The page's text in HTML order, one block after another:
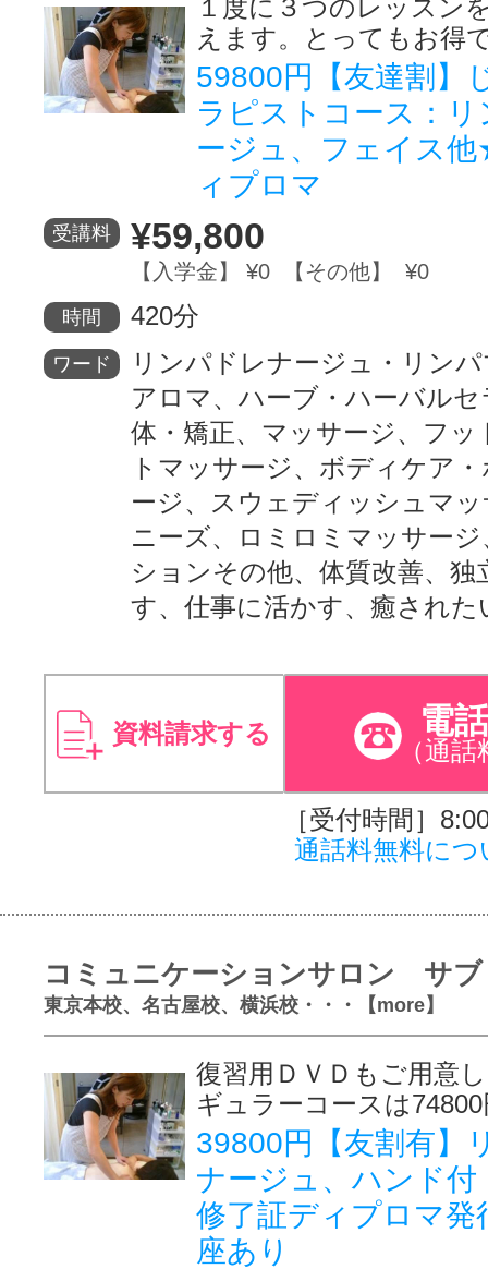
サイトマッ
１度に３つのレッスン
えます。とってもお得
59800円【友達割】
ラピストコース：
ージュ、フェイス
ィプロマ
受講料 ¥59,800
【入学金】 ¥0 【その他】 ¥0
時間 420分
ワード
リンパドレナージュ・リン
アロマ、ハーブ・ハーバルセ
体・矯正、マッサージ、フッ
トマッサージ、ボディケア
ージ、スウェディッシュマ
ニーズ、ロミロミマッサー
ションその他、体質改善、独
す、仕事に活かす、癒された
資料請求する 電
（通話
［受付時間］
通話料無料につ
コミュニケーションサロン サブ
東京本校、名古屋校、横浜校・・・【more】
復習用ＤＶＤもご用意
ギュラーコースは
39800円【友割有】
ナージュ、ハンド付
修了証ディプロマ
座あり